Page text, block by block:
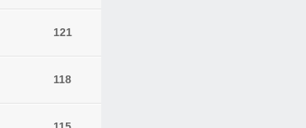
121
118